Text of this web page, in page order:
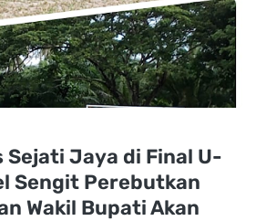
Sejati Jaya di Final U-
Sengit Perebutkan
Wakil Bupati Akan